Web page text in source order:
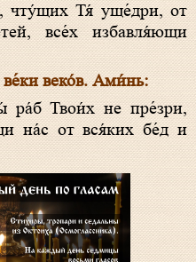
все́х избавля́ющи
ве́ки веко́в. Ами́нь:
Твои́х не пре́зри,
на́с от вся́ких бе́д и